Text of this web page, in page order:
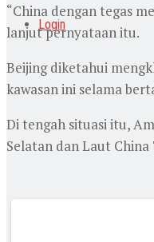
Login
“China dengan tegas
lanjut pernyataan itu.
Beijing diketahui
kawasan ini selama
Di tengah situasi itu,
Selatan dan Laut China